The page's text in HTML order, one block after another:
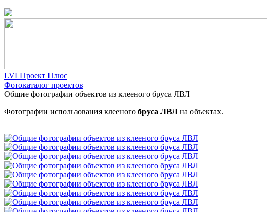
LVLПроект Плюс
Фотокаталог проектов
Общие фотографии объектов из клееного бруса ЛВЛ
Фотографии использования клееного бруса ЛВЛ на объектах.